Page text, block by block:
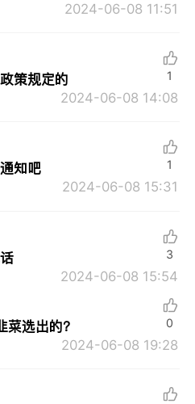
2024-06-08 11:51
策规定的
2024-06-08 14:08
1
知吧
2024-06-08 15:31
1
2024-06-08 15:54
3
选出的？
2024-06-08 19:28
0